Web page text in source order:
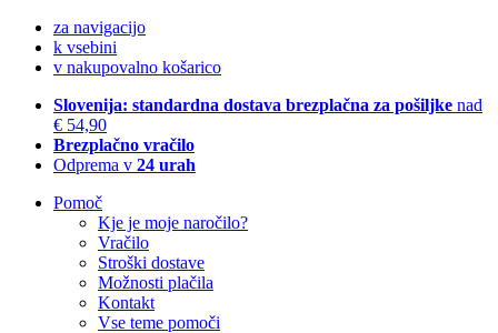
za navigacijo
k vsebini
v nakupovalno košarico
Slovenija: standardna dostava brezplačna za pošiljke nad
€ 54,90
Brezplačno vračilo
Odprema v 24 urah
Pomoč
Kje je moje naročilo?
Vračilo
Stroški dostave
Možnosti plačila
Kontakt
Vse teme pomoči